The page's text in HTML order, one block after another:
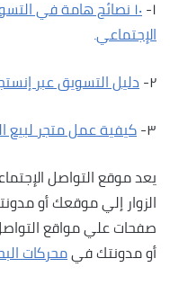
١-
١٠ نصائح هامة في
الإجتماعي.
٢- دليل التسويق عبر
٣- كيفية عمل متجر لبيع
يعد موقع التواصل
الزوار إلي موقعك أو
صفحات علي مواقع
أو مدونتك فيمحركات